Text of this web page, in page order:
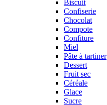
Biscuit
Confiserie
Chocolat
Compote
Confiture
Miel
Pâte à tartiner
Dessert
Fruit sec
Céréale
Glace
Sucre